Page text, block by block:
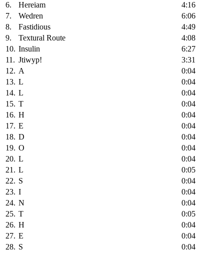
6.
Hereiam
4:16
7.
Wedren
6:06
8.
Fastidious
4:49
9.
Textural Route
4:08
10. Insulin
6:27
11. Jtiwyp!
3:31
12. A
0:04
13. L
0:04
14. L
0:04
15. T
0:04
16. H
0:04
17. E
0:04
18. D
0:04
19. O
0:04
20. L
0:04
21. L
0:05
22. S
0:04
23. I
0:04
24. N
0:04
25. T
0:05
26. H
0:04
27. E
0:04
28. S
0:04